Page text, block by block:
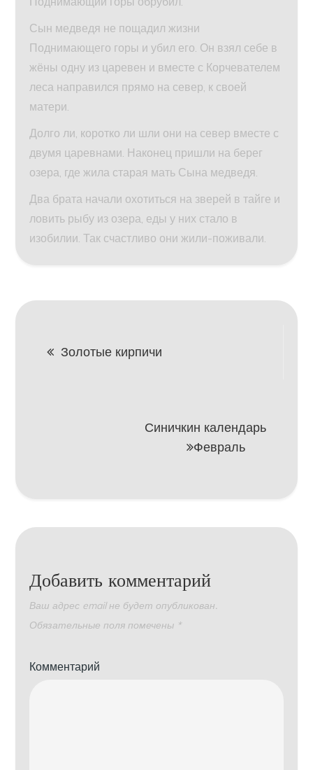
Сын медведя не пощадил жизни
Поднимающего горы и убил его. Он взял себе в
жёны одну из царевен и вместе с Корчевателем
леса направился прямо на север, к своей
матери.
Долго ли, коротко ли шли они на север вместе с
двумя царевнами. Наконец пришли на берег
озера, где жила старая мать Сына медведя.
Два брата начали охотиться на зверей в тайге и
ловить рыбу из озера, еды у них стало в
изобилии. Так счастливо они жили-поживали.
Навигация
Золотые кирпичи
Синичкин календарь
Февраль
Добавить комментарий
Ваш адрес email не будет опубликован.
Обязательные поля помечены *
Комментарий